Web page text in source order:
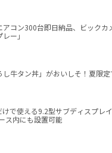
アコン300台即日納品、ビックカ
ー」
し牛タン丼」がおいしそ！夏限
けで使える9.2型サブディスプレ
ス内にも設置可能